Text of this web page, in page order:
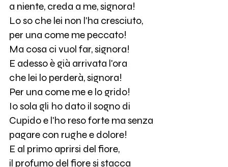
a niente, creda a me, signora!
Lo so che lei non l'ha cresciuto,
per una come me peccato!
Ma cosa ci vuol far, signora!
E adesso è già arrivata l'ora
che lei lo perderà, signora!
Per una come me e lo grido!
Io sola gli ho dato il sogno di
Cupido e l'ho reso forte ma senza
pagare con rughe e dolore!
E al primo aprirsi del fiore,
il profumo del fiore si stacca